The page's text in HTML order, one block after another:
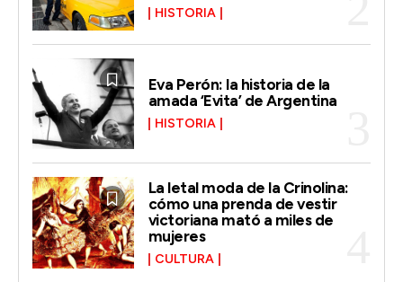
HISTORIA
Eva Perón: la historia de la
amada ‘Evita’ de Argentina
HISTORIA
La letal moda de la Crinolina:
cómo una prenda de vestir
victoriana mató a miles de
mujeres
CULTURA